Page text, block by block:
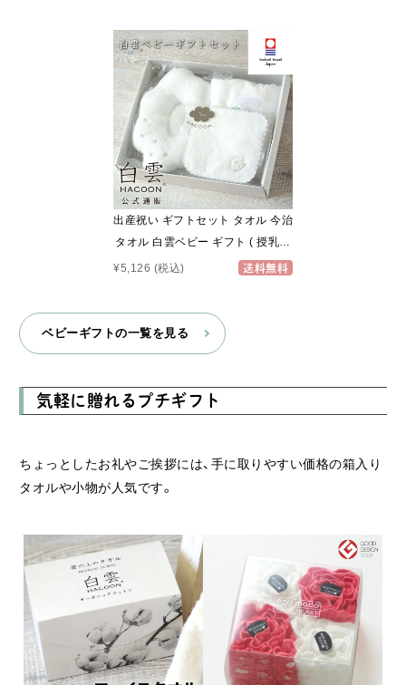
出産祝い ギフトセット タオル 今治
タオル 白雲ベビー ギフト ( 授乳枕
+ フェイスタオル + ベビーハンカ
の上のタオル 今治 IMABARI
JAPAN 日本製 タオルセット セッ
¥5,126 (税込) 送料無料
ベビーギフトの一覧を見る
気軽に贈れるプチギフト
ちょっとしたお礼やご挨拶には、手に取りやすい価格の箱入り
タオルや小物が人気です。